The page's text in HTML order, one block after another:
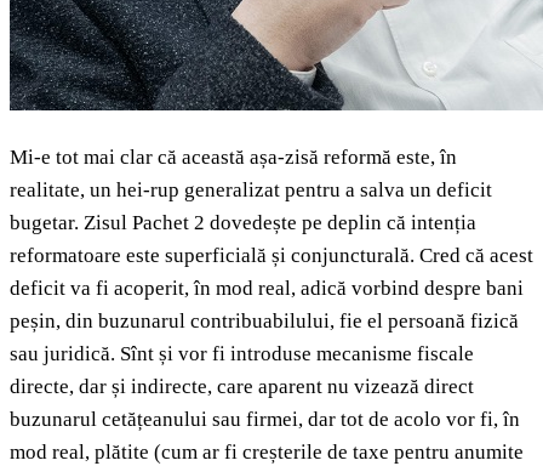
Mi-e tot mai clar că această așa-zisă reformă este, în
realitate, un hei-rup generalizat pentru a salva un deficit
bugetar. Zisul Pachet 2 dovedește pe deplin că intenția
reformatoare este superficială și conjuncturală. Cred că acest
deficit va fi acoperit, în mod real, adică vorbind despre bani
peșin, din buzunarul contribuabilului, fie el persoană fizică
sau juridică. Sînt și vor fi introduse mecanisme fiscale
directe, dar și indirecte, care aparent nu vizează direct
buzunarul cetățeanului sau firmei, dar tot de acolo vor fi, în
mod real, plătite (cum ar fi creșterile de taxe pentru anumite